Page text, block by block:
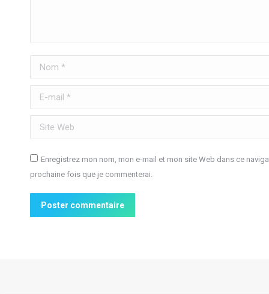
Nom *
E-mail *
Site Web
Enregistrez mon nom, mon e-mail et mon site Web dans ce
prochaine fois que je commenterai.
Poster commentaire